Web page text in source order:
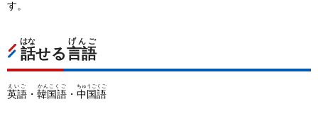
す。
話
はな
せる言語
げんご
英語
えいご
・ 韓国語
かんこくご
・ 中国語
ちゅうごくご